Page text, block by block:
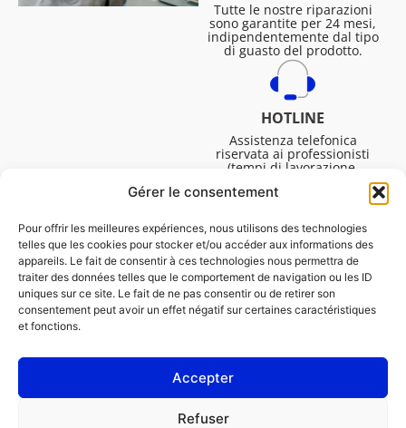
Gérer le consentement
Pour offrir les meilleures expériences, nous utilisons des technologies
telles que les cookies pour stocker et/ou accéder aux informations des
appareils. Le fait de consentir à ces technologies nous permettra de
traiter des données telles que le comportement de navigation ou les ID
uniques sur ce site. Le fait de ne pas consentir ou de retirer son
consentement peut avoir un effet négatif sur certaines caractéristiques
et fonctions.
Accepter
Refuser
Tutte le nostre riparazioni
sono garantite per 24 mesi,
indipendentemente dal tipo
di guasto del prodotto.
HOTLINE
Assistenza telefonica
riservata ai professionisti
(tempi di lavorazione,
Dal lunedì al venerdì dalle